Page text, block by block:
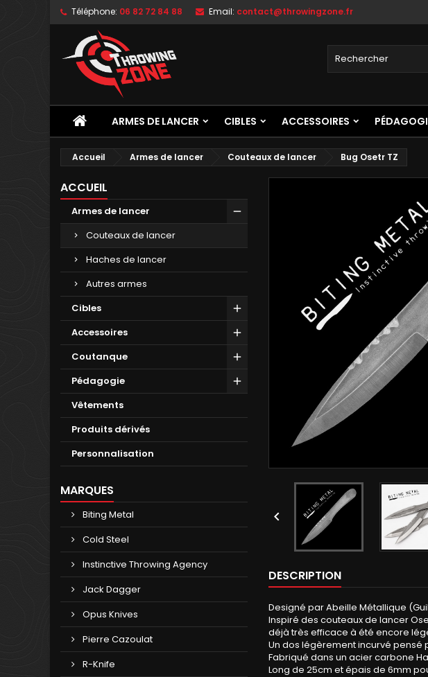
Téléphone: 06 82 72 84 88 Email: contact@throwingzone.fr
ARMES DE LANCER CIBLES ACCESSOIRES
Accueil Armes de lancer Couteaux de lancer Bug Osetr TZ
ACCUEIL
Armes de lancer
Couteaux de lancer
Haches de lancer
Autres armes
Cibles
Accessoires
Coutanque
Pédagogie
Vêtements
Produits dérivés
Personnalisation
MARQUES
Biting Metal
Cold Steel
Instinctive Throwing Agency
Jack Dagger
Opus Knives
Pierre Cazoulat
R-Knife

DESCRIPTION
Designé par Abeille Métallique
Inspiré des couteaux de lancer
déjà très efficace à été encore
Un dos légèrement incurvé pensé
Fabriqué dans un acier carbone
Long de 25cm et épais de 6mm